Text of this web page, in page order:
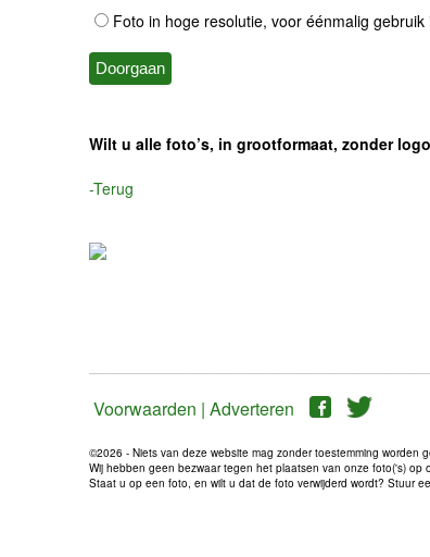
Foto in hoge resolutie, voor éénmalig
Wilt u alle foto’s, in grootformaat, zonder
-Terug
Voorwaarden | Adverteren
©2026 - Niets van deze website mag zonder toestemming worden
Wij hebben geen bezwaar tegen het plaatsen van onze foto('s) op
Staat u op een foto, en wilt u dat de foto verwijderd wordt? Stuur